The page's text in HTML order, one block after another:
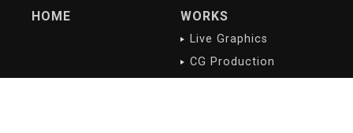
HOME WORKS
Live Graphics
CG Production